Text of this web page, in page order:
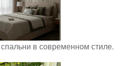
в современном стиле.